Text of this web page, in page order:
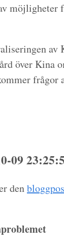
möjligheter
av
över Kina
frågor
09
den